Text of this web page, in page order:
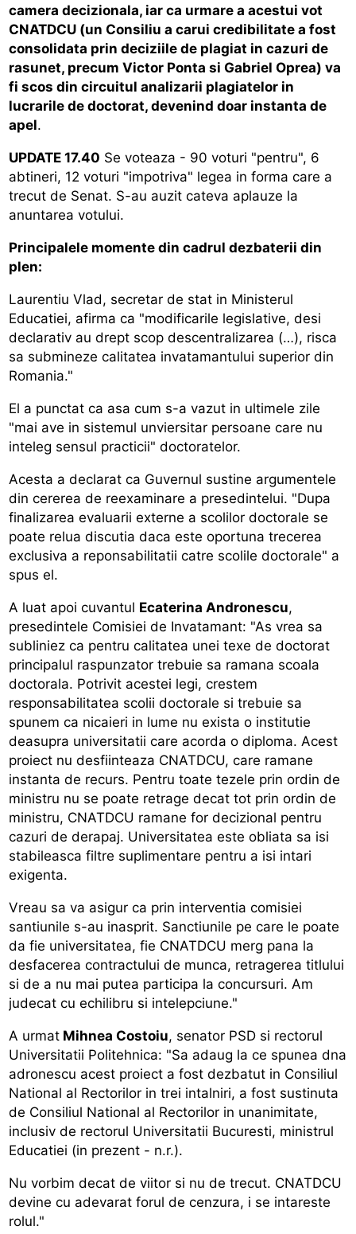
camera decizionala, iar ca urmare a acestui vot
CNATDCU (un Consiliu a carui credibilitate a fost
consolidata prin deciziile de plagiat in cazuri de
rasunet, precum Victor Ponta si Gabriel Oprea) va
fi scos din circuitul analizarii plagiatelor in
lucrarile de doctorat, devenind doar instanta de
apel.
UPDATE 17.40 Se voteaza - 90 voturi "pentru", 6
abtineri, 12 voturi "impotriva" legea in forma care a
trecut de Senat. S-au auzit cateva aplauze la
anuntarea votului.
Principalele momente din cadrul dezbaterii din
plen:
Laurentiu Vlad, secretar de stat in Ministerul
Educatiei, afirma ca "modificarile legislative, desi
declarativ au drept scop descentralizarea (…), risca
sa submineze calitatea invatamantului superior din
Romania."
El a punctat ca asa cum s-a vazut in ultimele zile
"mai ave in sistemul unviersitar persoane care nu
inteleg sensul practicii" doctoratelor.
Acesta a declarat ca Guvernul sustine argumentele
din cererea de reexaminare a presedintelui. "Dupa
finalizarea evaluarii externe a scolilor doctorale se
poate relua discutia daca este oportuna trecerea
exclusiva a reponsabilitatii catre scolile doctorale" a
spus el.
A luat apoi cuvantul Ecaterina Andronescu,
presedintele Comisiei de Invatamant: "As vrea sa
subliniez ca pentru calitatea unei texe de doctorat
principalul raspunzator trebuie sa ramana scoala
doctorala. Potrivit acestei legi, crestem
responsabilitatea scolii doctorale si trebuie sa
spunem ca nicaieri in lume nu exista o institutie
deasupra universitatii care acorda o diploma. Acest
proiect nu desfiinteaza CNATDCU, care ramane
instanta de recurs. Pentru toate tezele prin ordin de
ministru nu se poate retrage decat tot prin ordin de
ministru, CNATDCU ramane for decizional pentru
cazuri de derapaj. Universitatea este obliata sa isi
stabileasca filtre suplimentare pentru a isi intari
exigenta.
Vreau sa va asigur ca prin interventia comisiei
santiunile s-au inasprit. Sanctiunile pe care le poate
da fie universitatea, fie CNATDCU merg pana la
desfacerea contractului de munca, retragerea titlului
si de a nu mai putea participa la concursuri. Am
judecat cu echilibru si intelepciune."
A urmat Mihnea Costoiu, senator PSD si rectorul
Universitatii Politehnica: "Sa adaug la ce spunea dna
adronescu acest proiect a fost dezbatut in Consiliul
National al Rectorilor in trei intalniri, a fost sustinuta
de Consiliul National al Rectorilor in unanimitate,
inclusiv de rectorul Universitatii Bucuresti, ministrul
Educatiei (in prezent - n.r.).
Nu vorbim decat de viitor si nu de trecut. CNATDCU
devine cu adevarat forul de cenzura, i se intareste
rolul."